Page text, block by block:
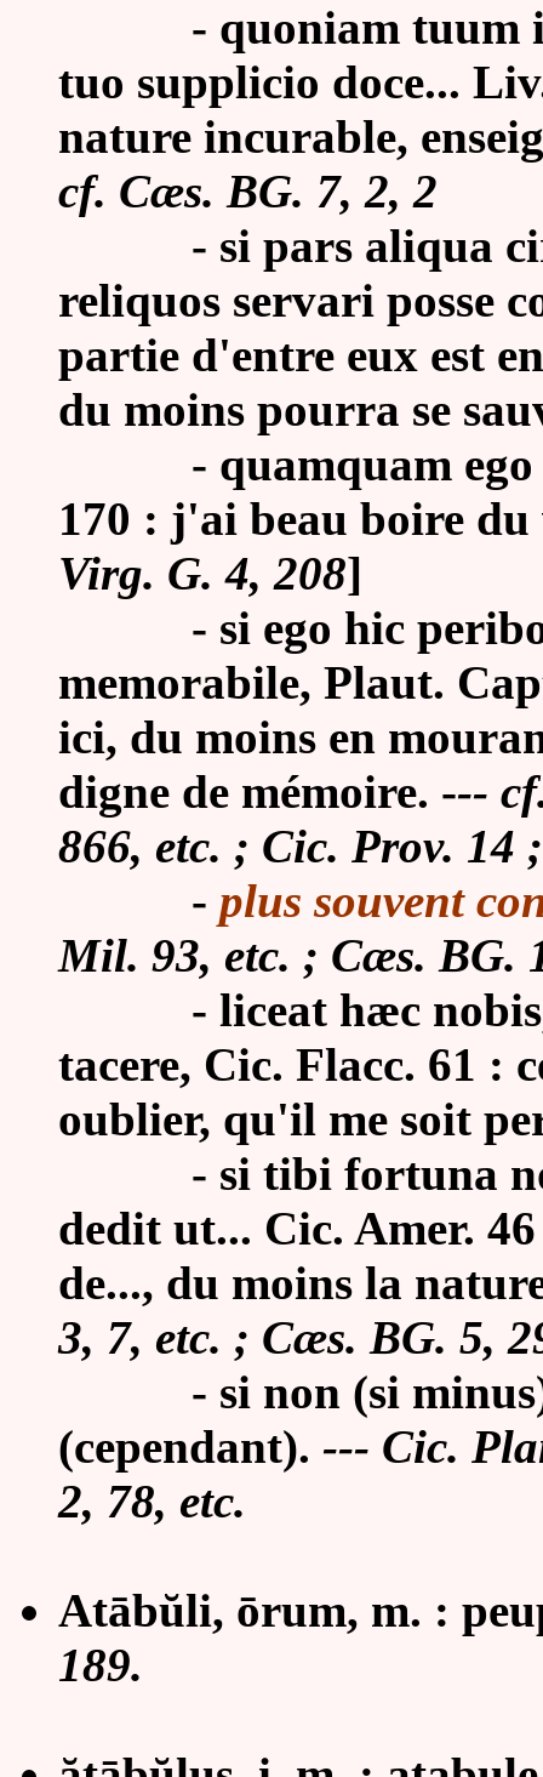
- quoniam tuum
tuo supplicio doce...
nature incurable,
cf. Cæs. BG. 7, 2, 2
- si pars aliqua
reliquos servari posse
partie d'entre eux est
du moins pourra se
- quamquam
170 : j'ai beau boire
Virg. G. 4, 208]
- si ego hic
memorabile, Plaut.
ici, du moins en
digne de mémoire. ---
866, etc. ; Cic. Prov. 14
- plus souvent
Mil. 93, etc. ; Cæs. BG.
- liceat hæc
tacere, Cic. Flacc. 61 :
oublier, qu'il me soit
- si tibi fortuna
dedit ut... Cic. Amer.
de..., du moins la
3, 7, etc. ; Cæs. BG. 5,
- si non (si
(cependant). --- Cic.
2, 78, etc.
Atābŭli, ōrum, m. :
189.